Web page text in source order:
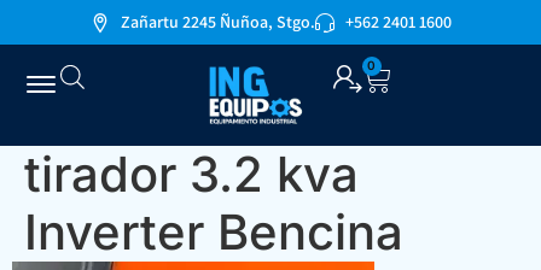
Zañartu 2245 Ñuñoa, Stgo. +562 2401 1600
0
tirador 3.2 kva
Inverter Bencina